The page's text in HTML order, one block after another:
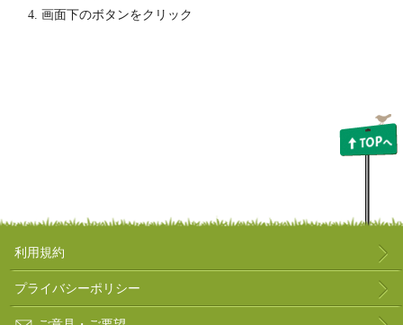
画面下のボタンをクリック
利用規約
プライバシーポリシー